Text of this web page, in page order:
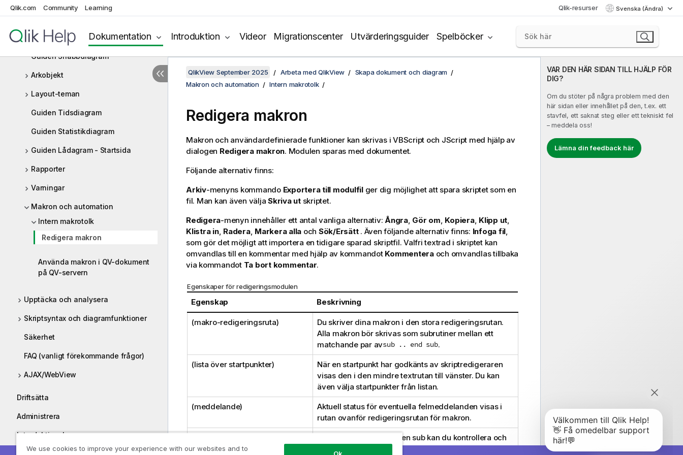
Qlik.com Community Learning Qlik-resurser Svenska (Ändra)
Dokumentation Introduktion Videor Migrationscenter Utvärderingsguider Spelböcker
Skapa dokument och diagram
Dokumentegenskaper
Arket
Guiden Snabbdiagram
Arkobjekt
Layout-teman
Guiden Tidsdiagram
Guiden Statistikdiagram
Guiden Lådagram - Startsida
Rapporter
Varningar
Makron och automation
Intern makrotolk
Redigera makron
Använda makron i QV-dokument
på QV-servern
Upptäcka och analysera
Skriptsyntax och diagramfunktioner
Säkerhet
FAQ (vanligt förekommande frågor)
AJAX/WebView
Driftsätta
Administrera
Introduktionskurser
VAR DEN HÄR SIDAN TILL HJÄLP FÖR
DIG?
Om du stöter på några problem med den
här sidan eller innehållet på den, t.ex. ett
stavfel, ett saknat steg eller ett tekniskt fel
– meddela oss!
Lämna din feedback här
QlikView September 2025 Arbeta med QlikView
Skapa dokument och diagram
Makron och automation
Intern makrotolk
Redigera makron
Makron och användardefinierade funktioner kan skrivas i VBScript och JScript med hjälp av
dialogen Redigera makron. Modulen sparas med dokumentet.
Följande alternativ finns:
Arkiv-menyns kommando Exportera till modulfilger dig möjlighet att spara skriptet som en
fil. Man kan även välja Skriva utskriptet.
Redigera-menyn innehåller ett antal vanliga alternativ: Ångra, Gör om, Kopiera, Klipp ut,
Klistra in, Radera, Markera alla och Sök/Ersätt . Även följande alternativ finns: Infoga fil,
som gör det möjligt att importera en tidigare sparad skriptfil. Valfri textrad i skriptet kan
omvandlas till en kommentar med hjälp av kommandot Kommenteraoch omvandlas tillbaka
via kommandot Ta bort kommentar.
Egenskaper för redigeringsmodulen
Egenskap Beskrivning
(makro-redigeringsruta)
Du skriver dina makron i den stora redigeringsrutan.
Alla makron bör skrivas som subrutiner mellan ett
matchande par avsub .. end sub.
(lista över startpunkter)
När en startpunkt har godkänts av skriptredigeraren
visas den i den mindre textrutan till vänster. Du kan
även välja startpunkter från listan.
(meddelande)
Aktuell status för eventuella felmeddelanden visas i
rutan ovanför redigeringsrutan för makron.
Så snart du har en skriven sub kan du kontrollera och
validera dess syntax genom att klicka på denna knapp.
We use cookies to improve your experience with our websites and to